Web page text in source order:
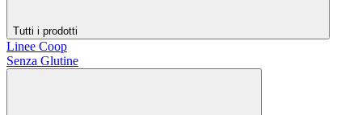
Tutti i prodotti
Linee Coop
Senza Glutine